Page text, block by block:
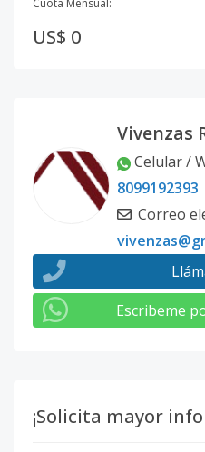
Cuota Mensual:
US$ 0
Vivenzas
Celular /
8099192393
Correo
Escribeme
¡Solicita mayor